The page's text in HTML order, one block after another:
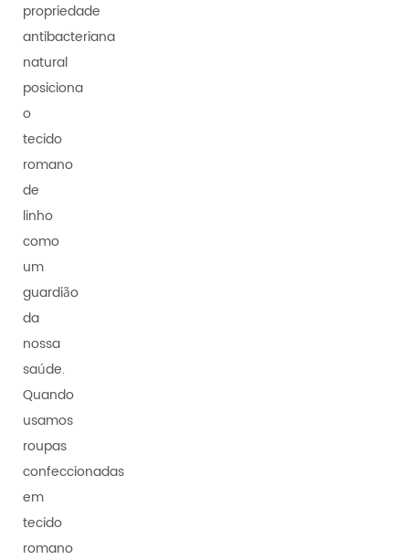
propriedade
antibacteriana
natural
posiciona
o
tecido
romano
de
linho
como
um
guardião
da
nossa
saúde.
Quando
usamos
roupas
confeccionadas
em
tecido
romano